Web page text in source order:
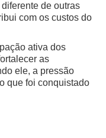
de outras
com os custos do
ativa dos
as
ele, a pressão
que foi conquistado